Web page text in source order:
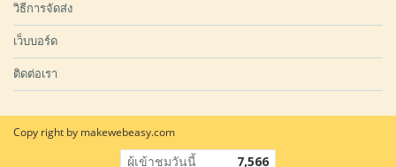
วิธีการจัดส่ง
เว็บบอร์ด
ติดต่อเรา
Copy right by makewebeasy.com
ผู้เข้าชมวันนี้ 7,566